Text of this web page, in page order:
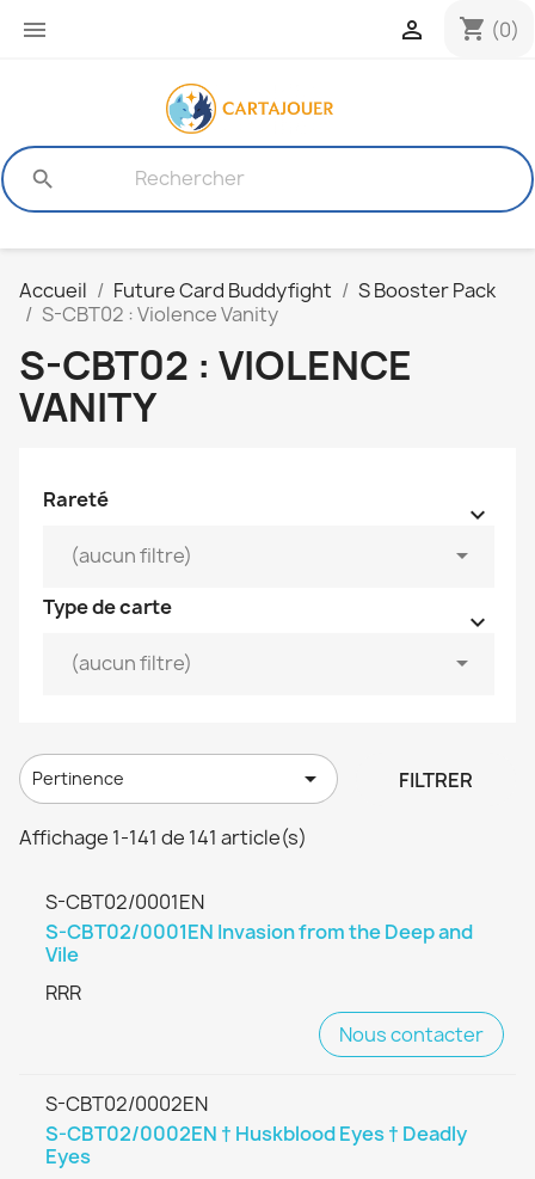
 shopping_cart (0)

search
Accueil Future Card Buddyfight
S Booster Pack
S-CBT02 : Violence Vanity
S-CBT02 : VIOLENCE
VANITY
Rareté

(aucun filtre) 
Type de carte

(aucun filtre) 
Pertinence  FILTRER
Affichage 1-141 de 141 article(s)
S-CBT02/0001EN
S-CBT02/0001EN Invasion from the Deep and
Vile
RRR
Nous contacter
S-CBT02/0002EN
S-CBT02/0002EN † Huskblood Eyes † Deadly
Eyes